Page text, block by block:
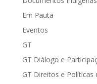
Em Pauta
Eventos
GT
GT Diálogo e
GT Direitos e Políticas